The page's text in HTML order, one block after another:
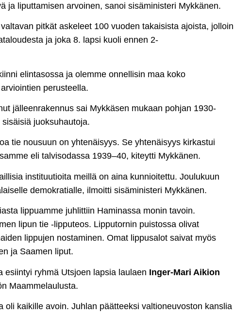
ja liputtamisen arvoinen, sanoi sisäministeri Mykkänen.
pitkät askeleet 100 vuoden takaisista ajoista, jolloin
ja joka 8. lapsi kuoli ennen 2-
elintasossa ja olemme onnellisin maa koko
perusteella.
jälleenrakennus sai Mykkäsen mukaan pohjan 1930-
juoksuhautoja.
tie nousuun on yhtenäisyys. Se yhtenäisyys kirkastui
eli talvisodassa 1939–40, kiteytti Mykkänen.
instituutioita meillä on aina kunnioitettu. Joulukuun
demokratialle, ilmoitti sisäministeri Mykkänen.
lippuamme juhlittiin Haminassa monin tavoin.
lipun tie -lipputeos. Lipputornin puistossa olivat
lippujen nostaminen. Omat lippusalot saivat myös
ja Saamen liput.
esiintyi ryhmä Utsjoen lapsia laulaen Inger-Mari Aikion
Maammelaulusta.
oli kaikille avoin. Juhlan päätteeksi valtioneuvoston kanslia